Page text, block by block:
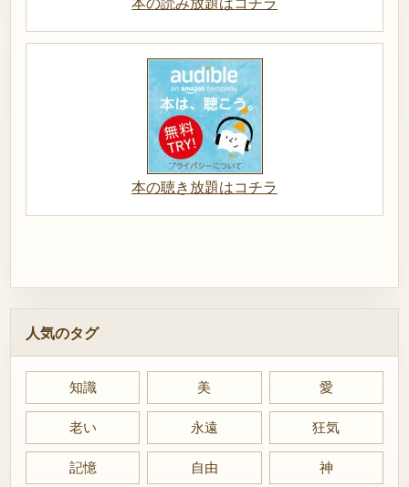
本の聴き放題はコチラ
人気のタグ
知識 美 愛
老い 永遠 狂気
記憶 自由 神